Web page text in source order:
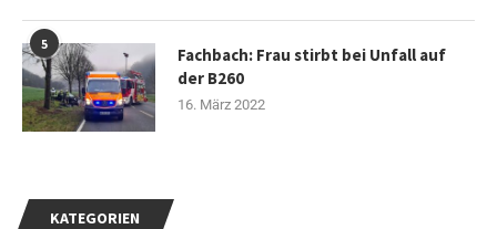
KATEGORIEN
5
Fachbach: Frau stirbt bei Unfall auf
der B260
16. März 2022